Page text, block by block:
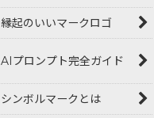
縁起のいいマークロゴ
AIプロンプト完全ガイド
シンボルマークとは